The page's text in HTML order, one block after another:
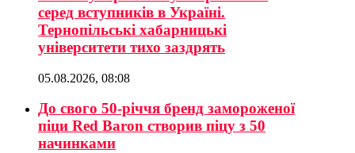
серед вступників в Україні.
Тернопільські хабарницькі
університети тихо заздрять
05.08.2026, 08:08
До свого 50-річчя бренд замороженої
піци Red Baron створив піцу з 50
начинками